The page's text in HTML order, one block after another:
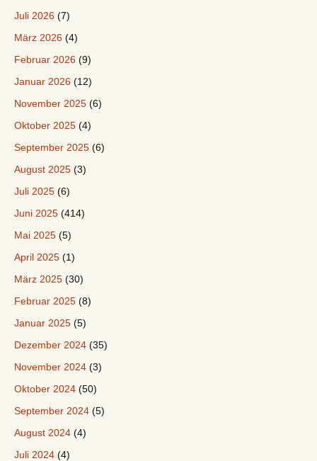
Juli 2026 (7)
März 2026 (4)
Februar 2026 (9)
Januar 2026 (12)
November 2025 (6)
Oktober 2025 (4)
September 2025 (6)
August 2025 (3)
Juli 2025 (6)
Juni 2025 (414)
Mai 2025 (5)
April 2025 (1)
März 2025 (30)
Februar 2025 (8)
Januar 2025 (5)
Dezember 2024 (35)
November 2024 (3)
Oktober 2024 (50)
September 2024 (5)
August 2024 (4)
Juli 2024 (4)